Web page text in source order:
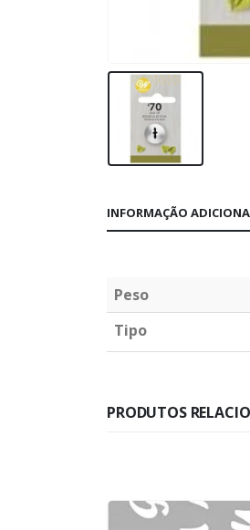
INFORMAÇÃO
Peso
Tipo
PRODUTOS